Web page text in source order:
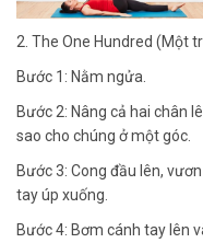
2. The One Hundred (Một
Bước 1: Nằm ngửa.
Bước 2: Nâng cả hai chân
sao cho chúng ở một góc.
Bước 3: Cong đầu lên,
tay úp xuống.
Bước 4: Bơm cánh tay lên